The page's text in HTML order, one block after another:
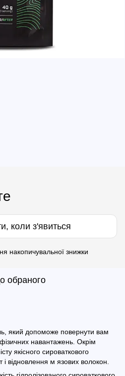
коли з'явиться
накопичувальної знижки
обраного
який допоможе повернути вам
навантажень. Окрім
якісного сироваткового
і відновлення м язових волокон.